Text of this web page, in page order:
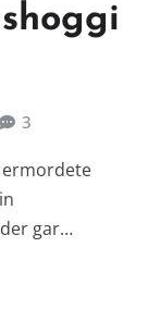
3
ermordete
gar…